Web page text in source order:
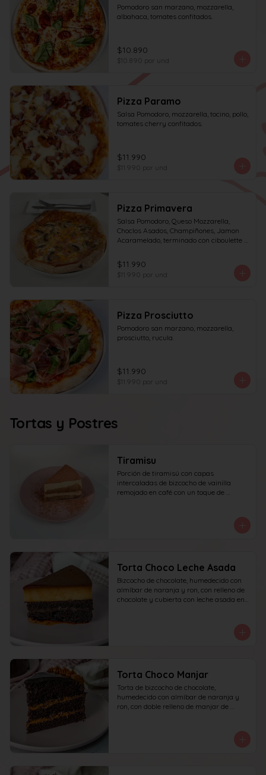
Pomodoro san marzano, mozzarella,
albahaca, tomates confitados.
$10.890
$10.890 por und
Pizza Paramo
Salsa Pomodoro, mozzarella, tocino, pollo,
tomates cherry confitados.
$11.990
$11.990 por und
Pizza Primavera
Salsa Pomodoro, Queso Mozzarella,
Choclos Asados, Champiñones, Jamon
Acaramelado, terminado con ciboulette y
$11.990
$11.990 por und
Pizza Prosciutto
Pomodoro san marzano, mozzarella,
prosciutto, rucula.
$11.990
$11.990 por und
Tortas y Postres
Tiramisu
Porción de tiramisú con capas
intercaladas de bizcocho de vainilla
remojado en café con un toque de
Torta Choco Leche Asada
Bizcocho de chocolate, humedecido con
almíbar de naranja y ron, con relleno de
chocolate y cubierta con leche asada en
Torta Choco Manjar
Torta de bizcocho de chocolate,
humedecido con almíbar de naranja y
ron, con doble relleno de manjar de